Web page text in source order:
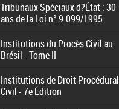
Tribunaux Spéciaux d?État : 30
ans de la Loi n° 9.099/1995
Institutions du Procès Civil au
Brésil - Tome II
Institutions de Droit Procédural
Civil - 7e Édition